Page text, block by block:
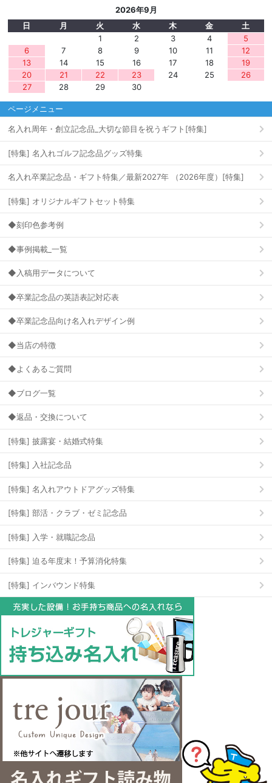
2026年9月
日
月 火 水 木 金
土
1
2 3 4
5
6
7 8 9 10 11
12
13
14 15 16 17 18
19
20
21 22 23 24 25
26
27
28 29 30
ページメニュー
名入れ周年・創立記念品_大切な節目を祝うギフト[特集]
[特集] 名入れゴルフ記念品グッズ特集
名入れ卒業記念品・ギフト特集／最新2027年 （2026年度）[特集]
[特集] オリジナルギフトセット特集
◆刻印色参考例
◆事例掲載_一覧
◆入稿用データについて
◆卒業記念品の英語表記対応表
◆卒業記念品向け名入れデザイン例
◆当店の特徴
◆よくあるご質問
◆ブログ一覧
◆返品・交換について
[特集] 披露宴・結婚式特集
[特集] 入社記念品
[特集] 名入れアウトドアグッズ特集
[特集] 部活・クラブ・ゼミ記念品
[特集] 入学・就職記念品
[特集] 迫る年度末！予算消化特集
[特集] インバウンド特集